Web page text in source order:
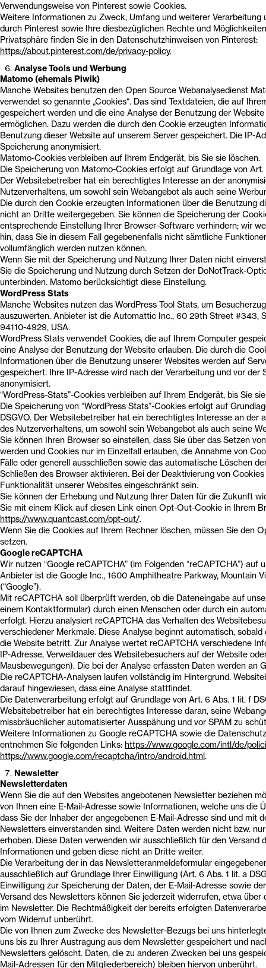
Verwendungsweise von Pinterest sowie Cookies.
Weitere Informationen zu Zweck, Umfang und weiterer Verarbeitung
durch Pinterest sowie Ihre diesbezüglichen Rechte und
Privatsphäre finden Sie in den Datenschutzhinweisen von Pinterest:
https://about.pinterest.com/de/privacy-policy.
Analyse Tools und Werbung
Matomo (ehemals Piwik)
Manche Websites benutzen den Open Source Webanalysedienst
verwendet so genannte „Cookies“. Das sind Textdateien, die auf
gespeichert werden und die eine Analyse der Benutzung der
ermöglichen. Dazu werden die durch den Cookie erzeugten
Benutzung dieser Website auf unserem Server gespeichert. Die IP-
Speicherung anonymisiert.
Matomo-Cookies verbleiben auf Ihrem Endgerät, bis Sie sie löschen.
Die Speicherung von Matomo-Cookies erfolgt auf Grundlage von Art.
Der Websitebetreiber hat ein berechtigtes Interesse an der
Nutzerverhaltens, um sowohl sein Webangebot als auch seine
Die durch den Cookie erzeugten Informationen über die Benutzung
nicht an Dritte weitergegeben. Sie können die Speicherung der
entsprechende Einstellung Ihrer Browser-Software verhindern; wir
hin, dass Sie in diesem Fall gegebenenfalls nicht sämtliche
vollumfänglich werden nutzen können.
Wenn Sie mit der Speicherung und Nutzung Ihrer Daten nicht
Sie die Speicherung und Nutzung durch Setzen der DoNotTrack-
unterbinden. Matomo berücksichtigt diese Einstellung.
WordPress Stats
Manche Websites nutzen das WordPress Tool Stats, um
auszuwerten. Anbieter ist die Automattic Inc., 60 29th Street #343,
94110-4929, USA.
WordPress Stats verwendet Cookies, die auf Ihrem Computer
eine Analyse der Benutzung der Website erlauben. Die durch die
Informationen über die Benutzung unserer Websites werden auf
gespeichert. Ihre IP-Adresse wird nach der Verarbeitung und vor der
anonymisiert.
“WordPress-Stats”-Cookies verbleiben auf Ihrem Endgerät, bis Sie
Die Speicherung von “WordPress Stats”-Cookies erfolgt auf
DSGVO. Der Websitebetreiber hat ein berechtigtes Interesse an der
des Nutzerverhaltens, um sowohl sein Webangebot als auch seine
Sie können Ihren Browser so einstellen, dass Sie über das Setzen
werden und Cookies nur im Einzelfall erlauben, die Annahme von
Fälle oder generell ausschließen sowie das automatische Löschen
Schließen des Browser aktivieren. Bei der Deaktivierung von
Funktionalität unserer Websites eingeschränkt sein.
Sie können der Erhebung und Nutzung Ihrer Daten für die Zukunft
Sie mit einem Klick auf diesen Link einen Opt-Out-Cookie in Ihrem
https://www.quantcast.com/opt-out/.
Wenn Sie die Cookies auf Ihrem Rechner löschen, müssen Sie den
setzen.
Google reCAPTCHA
Wir nutzen “Google reCAPTCHA” (im Folgenden “reCAPTCHA”) auf
Anbieter ist die Google Inc., 1600 Amphitheatre Parkway, Mountain
(“Google”).
Mit reCAPTCHA soll überprüft werden, ob die Dateneingabe auf
einem Kontaktformular) durch einen Menschen oder durch ein
erfolgt. Hierzu analysiert reCAPTCHA das Verhalten des
verschiedener Merkmale. Diese Analyse beginnt automatisch,
die Website betritt. Zur Analyse wertet reCAPTCHA verschiedene
IP-Adresse, Verweildauer des Websitebesuchers auf der Website
Mausbewegungen). Die bei der Analyse erfassten Daten werden an
Die reCAPTCHA-Analysen laufen vollständig im Hintergrund.
darauf hingewiesen, dass eine Analyse stattfindet.
Die Datenverarbeitung erfolgt auf Grundlage von Art. 6 Abs. 1 lit. f
Websitebetreiber hat ein berechtigtes Interesse daran, seine
missbräuchlicher automatisierter Ausspähung und vor SPAM zu
Weitere Informationen zu Google reCAPTCHA sowie die
entnehmen Sie folgenden Links: https://www.google.com/intl/de/
https://www.google.com/recaptcha/intro/android.html.
Newsletter
Newsletterdaten
Wenn Sie die auf den Websites angebotenen Newsletter beziehen
von Ihnen eine E-Mail-Adresse sowie Informationen, welche uns die
dass Sie der Inhaber der angegebenen E-Mail-Adresse sind und mit
Newsletters einverstanden sind. Weitere Daten werden nicht bzw.
erhoben. Diese Daten verwenden wir ausschließlich für den Versand
Informationen und geben diese nicht an Dritte weiter.
Die Verarbeitung der in das Newsletteranmeldeformular
ausschließlich auf Grundlage Ihrer Einwilligung (Art. 6 Abs. 1 lit. a
Einwilligung zur Speicherung der Daten, der E-Mail-Adresse sowie
Versand des Newsletters können Sie jederzeit widerrufen, etwa über
im Newsletter. Die Rechtmäßigkeit der bereits erfolgten
vom Widerruf unberührt.
Die von Ihnen zum Zwecke des Newsletter-Bezugs bei uns
uns bis zu Ihrer Austragung aus dem Newsletter gespeichert und
Newsletters gelöscht. Daten, die zu anderen Zwecken bei uns
Mail-Adressen für den Mitgliederbereich) bleiben hiervon unberührt.